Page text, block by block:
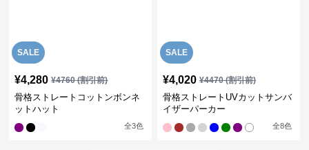
SALE
¥4,280 ¥4760(割引前)
骨格ストレートコットンボンネ
ットハット
全3色
SALE
¥4,020 ¥4470(割引前)
骨格ストレートUVカットサンバ
イザーパーカー
全8色